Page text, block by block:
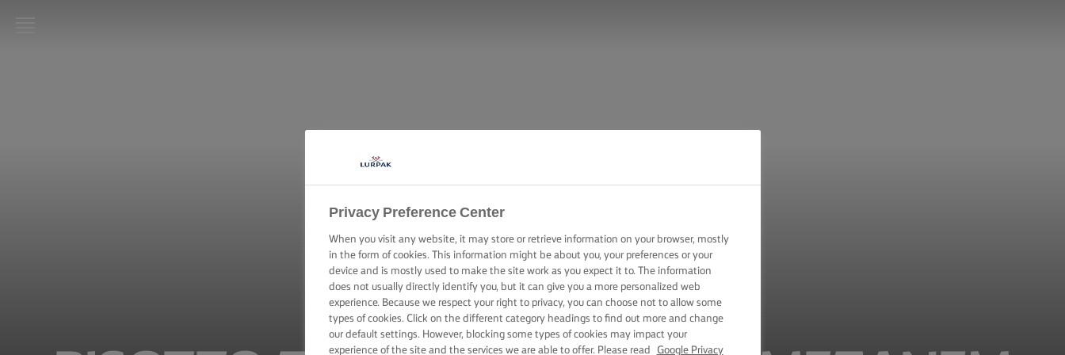
Privacy Preference Center
When you visit any website, it may store or retrieve information on your browser, mostly
in the form of cookies. This information might be about you, your preferences or your
device and is mostly used to make the site work as you expect it to. The information
does not usually directly identify you, but it can give you a more personalized web
experience. Because we respect your right to privacy, you can choose not to allow some
types of cookies. Click on the different category headings to find out more and change
our default settings. However, blocking some types of cookies may impact your
experience of the site and the services we are able to offer. Please read
Google Privacy